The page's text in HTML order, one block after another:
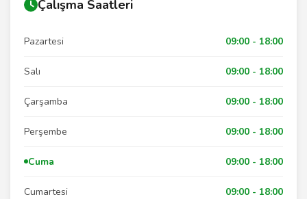
Çalışma Saatleri
Pazartesi 09:00 - 18:00
Salı 09:00 - 18:00
Çarşamba 09:00 - 18:00
Perşembe 09:00 - 18:00
Cuma 09:00 - 18:00
Cumartesi 09:00 - 18:00